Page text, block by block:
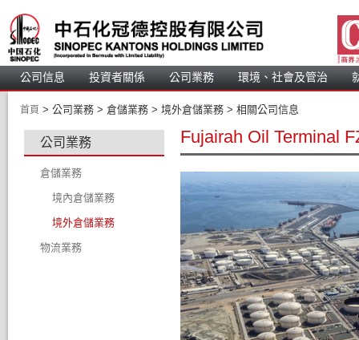
公司信息 投資者關係 公司業務 環境、社會及管治
首頁 > 公司業務 > 倉儲業務 > 境外倉儲業務 > 相關公司信息
公司業務
倉儲業務
境內倉儲業務
境外倉儲業務
物流業務
Fujairah Oil Terminal